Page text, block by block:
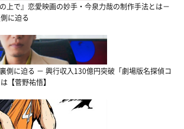
上で』恋愛映画の妙手・今泉力哉の制作手法とは－
に迫る
側に迫る － 興行収入130億円突破「劇場版名探偵コ
【菅野祐悟】